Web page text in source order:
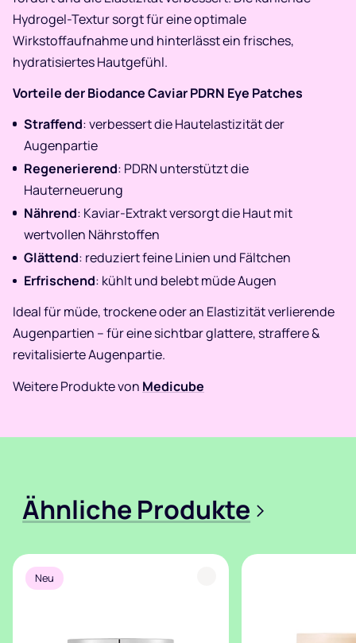
Hydrogel-Textur sorgt für eine optimale
Wirkstoffaufnahme und hinterlässt ein frisches,
hydratisiertes Hautgefühl.
Vorteile der Biodance Caviar PDRN Eye Patches
Straffend: verbessert die Hautelastizität der
Augenpartie
Regenerierend: PDRN unterstützt die
Hauterneuerung
Nährend: Kaviar-Extrakt versorgt die Haut mit
wertvollen Nährstoffen
Glättend: reduziert feine Linien und Fältchen
Erfrischend: kühlt und belebt müde Augen
Ideal für müde, trockene oder an Elastizität verlierende
Augenpartien – für eine sichtbar glattere, straffere &
revitalisierte Augenpartie.
Weitere Produkte von Medicube
Ähnliche Produkte >
Neu